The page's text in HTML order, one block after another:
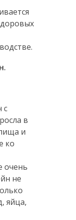
с
в
и
ко
очень
не
яйца,